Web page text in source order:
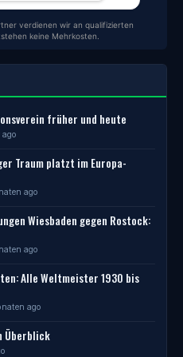
verdienen wir an qualifizierten
keine Mehrkosten.
früher und heute
ago
Traum platzt im Europa-
ago
Wiesbaden gegen Rostock:
ago
Alle Weltmeister 1930 bis
ago
Überblick